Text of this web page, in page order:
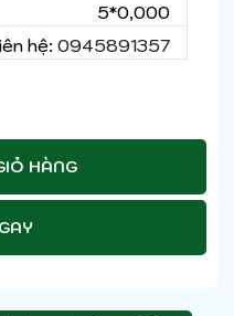
5*0,000
hệ: 0945891357
HÀNG